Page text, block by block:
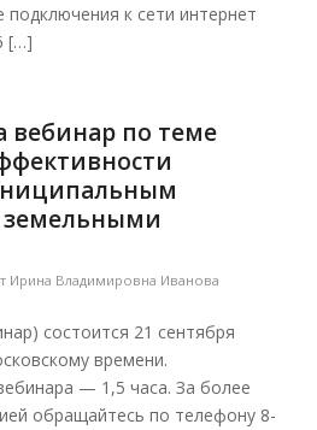
подключения к сети интернет
[…]
вебинар по теме
Ирина Владимировна Иванова
состоится 21 сентября
времени.
— 1,5 часа. За более
обращайтесь по телефону 8-